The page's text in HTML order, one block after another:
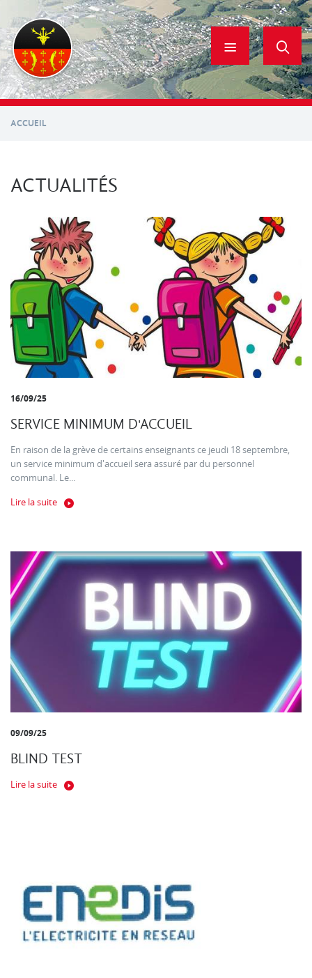
contenu
principal
ACCUEIL
ACTUALITÉS
16/09/25
SERVICE MINIMUM D'ACCUEIL
En raison de la grève de certains enseignants ce jeudi 18 septembre,
un service minimum d'accueil sera assuré par du personnel
communal. Le...
Lire la suite
09/09/25
BLIND TEST
Lire la suite